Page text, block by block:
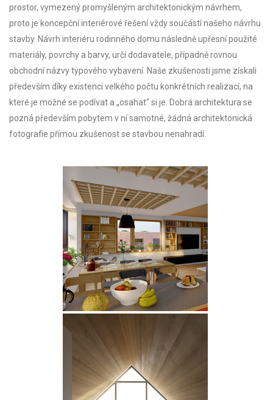
prostor, vymezený promyšleným architektonickým návrhem,
proto je koncepční interiérové řešení vždy součástí našeho návrhu
stavby. Návrh interiéru rodinného domu následně upřesní použité
materiály, povrchy a barvy, určí dodavatele, případně rovnou
obchodní názvy typového vybavení. Naše zkušenosti jsme získali
především díky existenci velkého počtu konkrétních realizací, na
které je možné se podívat a „osahat“ si je. Dobrá architektura se
pozná především pobytem v ní samotné, žádná architektonická
fotografie přímou zkušenost se stavbou nenahradí.